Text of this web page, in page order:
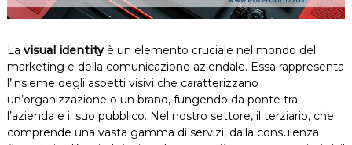
La visual identityè un elemento cruciale nel mondo del
marketing e della comunicazione aziendale. Essa rappresenta
l’insieme degli aspetti visivi che caratterizzano
un’organizzazione o un brand, fungendo da ponte tra
l’azienda e il suo pubblico. Nel nostro settore, il terziario, che
comprende una vasta gamma di servizi, dalla consulenza